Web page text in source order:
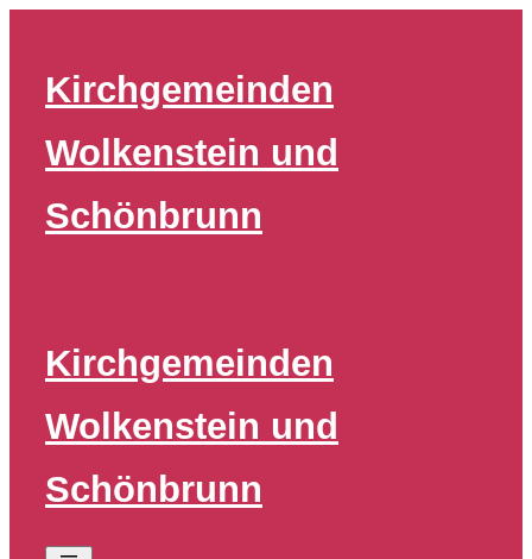
springen
Kirchgemeinden
Wolkenstein und
Schönbrunn
Kirchgemeinden
Wolkenstein und
Schönbrunn